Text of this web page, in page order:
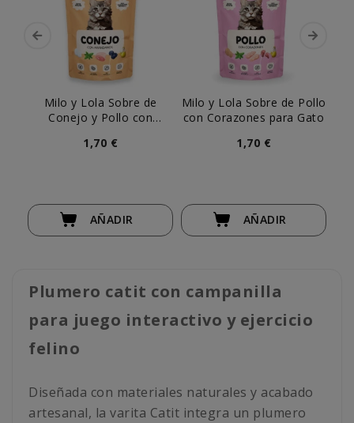
Milo y Lola Sobre de
Conejo y Pollo con
1,70 €
AÑADIR
Milo y Lola Sobre de Pollo
con Corazones para Gato
1,70 €
AÑADIR
Plumero catit con campanilla
para juego interactivo y ejercicio
felino
Diseñada con materiales naturales y acabado
artesanal, la varita Catit integra un plumero